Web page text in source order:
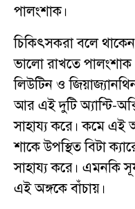
পালংশাক।
চিকিৎসকরা বলে
ভালো রাখতে
লিউটিন ও
আর এই দুটি অ্যান্টি-
সাহায্য করে। কমে এই
শাকে উপস্থিত বিটা
সাহায্য করে। এমনকি
এই অঙ্গকে বাঁচায়।